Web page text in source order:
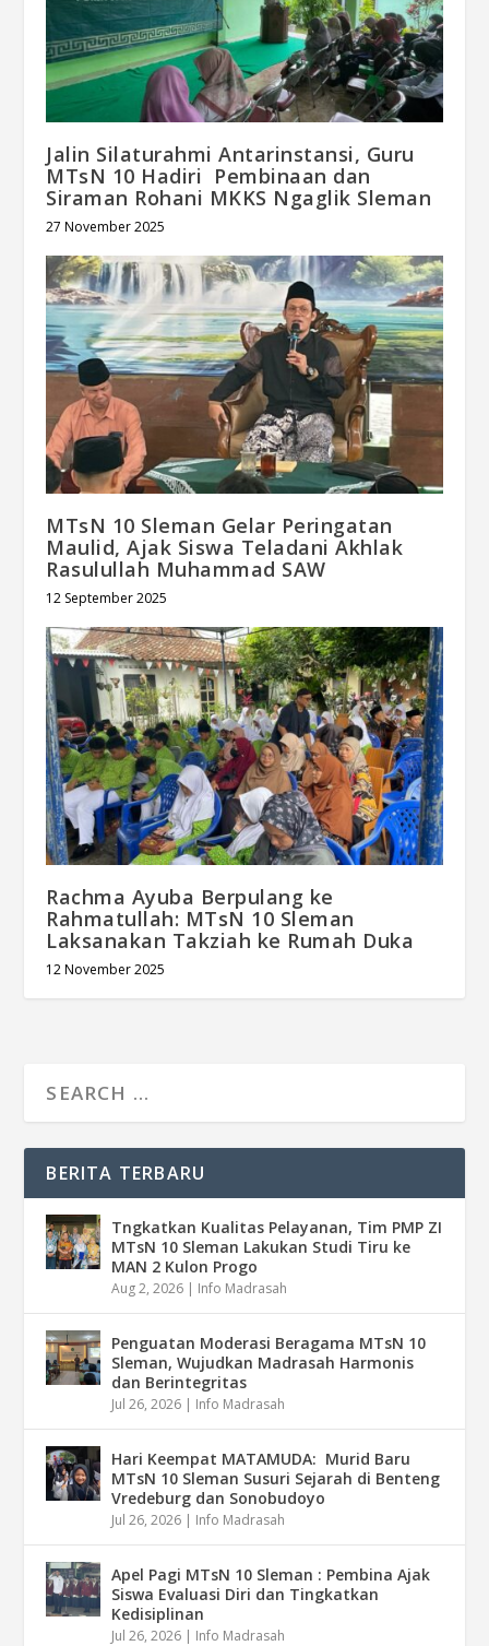
Jalin Silaturahmi Antarinstansi, Guru
MTsN 10 Hadiri Pembinaan dan
Siraman Rohani MKKS Ngaglik Sleman
27 November 2025
MTsN 10 Sleman Gelar Peringatan
Maulid, Ajak Siswa Teladani Akhlak
Rasulullah Muhammad SAW
12 September 2025
Rachma Ayuba Berpulang ke
Rahmatullah: MTsN 10 Sleman
Laksanakan Takziah ke Rumah Duka
12 November 2025
BERITA TERBARU
Tngkatkan Kualitas Pelayanan, Tim PMP ZI
MTsN 10 Sleman Lakukan Studi Tiru ke
MAN 2 Kulon Progo
Aug 2, 2026 | Info Madrasah
Penguatan Moderasi Beragama MTsN 10
Sleman, Wujudkan Madrasah Harmonis
dan Berintegritas
Jul 26, 2026 | Info Madrasah
Hari Keempat MATAMUDA: Murid Baru
MTsN 10 Sleman Susuri Sejarah di Benteng
Vredeburg dan Sonobudoyo
Jul 26, 2026 | Info Madrasah
Apel Pagi MTsN 10 Sleman : Pembina Ajak
Siswa Evaluasi Diri dan Tingkatkan
Kedisiplinan
Jul 26, 2026 | Info Madrasah